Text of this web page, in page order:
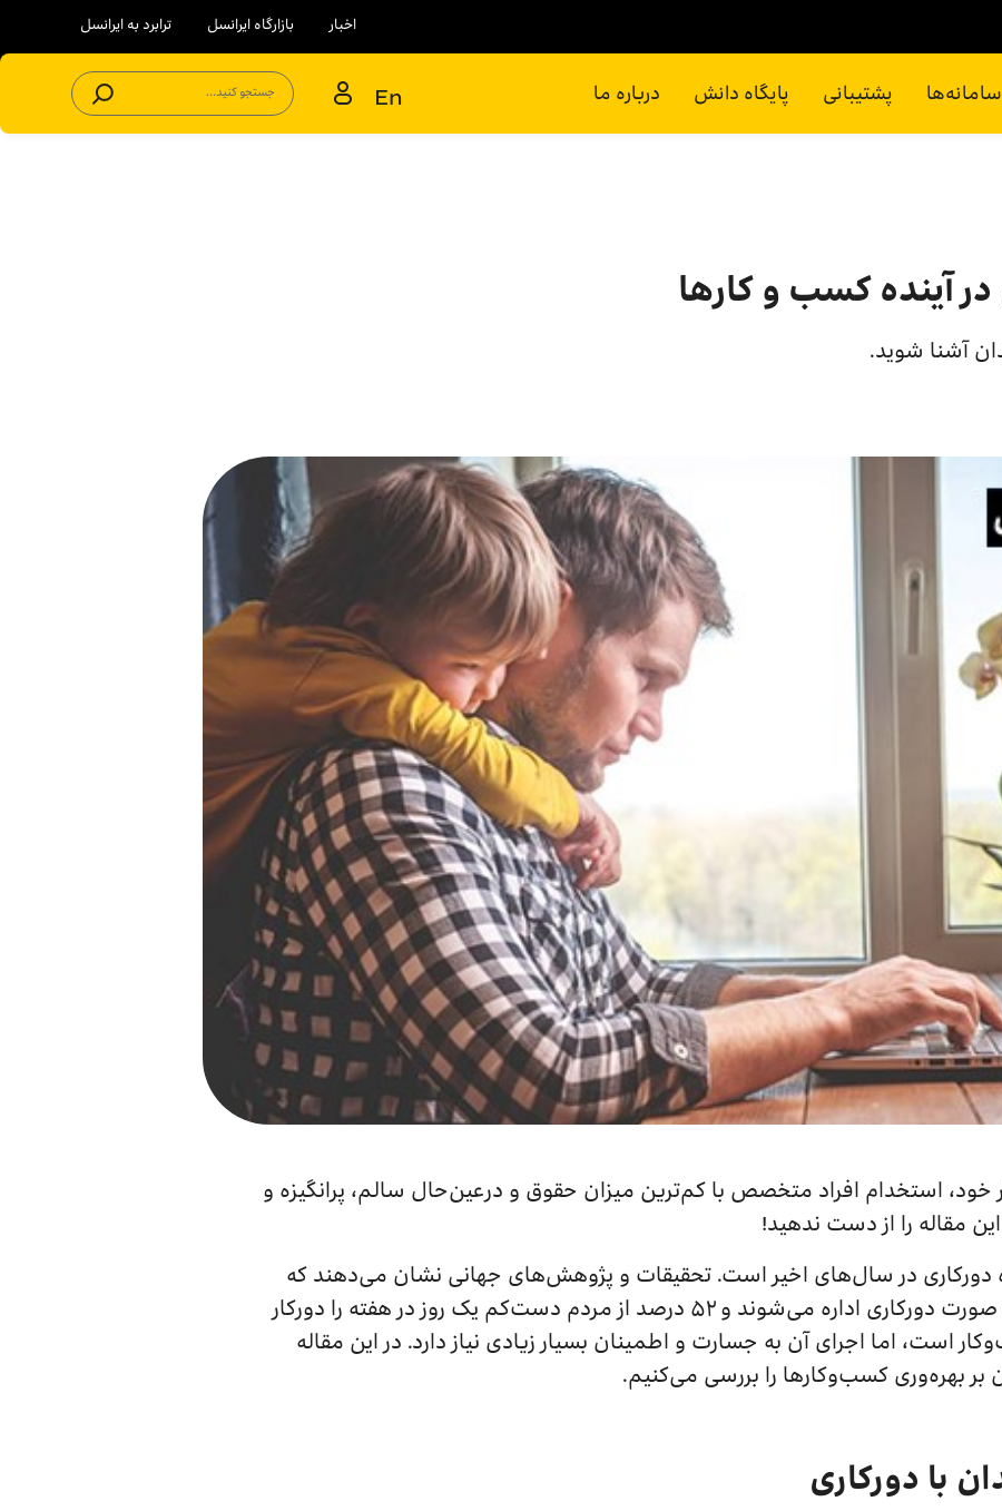
اخبار بازارگاه ایرانسل ترابرد به ایرانسل
سامانه‌ها پشتیبانی پایگاه دانش درباره ما En جستجو کنید...
آینده کسب و کارها
آشنا شوید.
خود، استخدام افراد متخصص با کم‌ترین میزان حقوق و درعین‌حال سالم، پرانگیزه و
مقاله را از دست ندهید!
دورکاری در سال‌های اخیر است. تحقیقات و پژوهش‌های جهانی نشان می‌دهند که
بیش از ۱۶ درصد از کسب‌و‌کارها به صورت دورکاری اداره می‌شوند و ۵۲ درصد از مردم دست‌کم یک روز در هفته را دورکار
است، اما اجرای آن به جسارت و اطمینان بسیار زیادی نیاز دارد. در این مقاله
بر بهره‌وری کسب‌و‌کارها را بررسی می‌کنیم.